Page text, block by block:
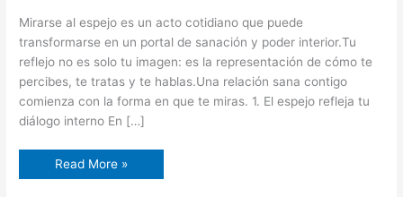
Mirarse al espejo es un acto cotidiano que puede
transformarse en un portal de sanación y poder interior.Tu
reflejo no es solo tu imagen: es la representación de cómo te
percibes, te tratas y te hablas.Una relación sana contigo
comienza con la forma en que te miras. 1. El espejo refleja tu
diálogo interno En […]
Read More »